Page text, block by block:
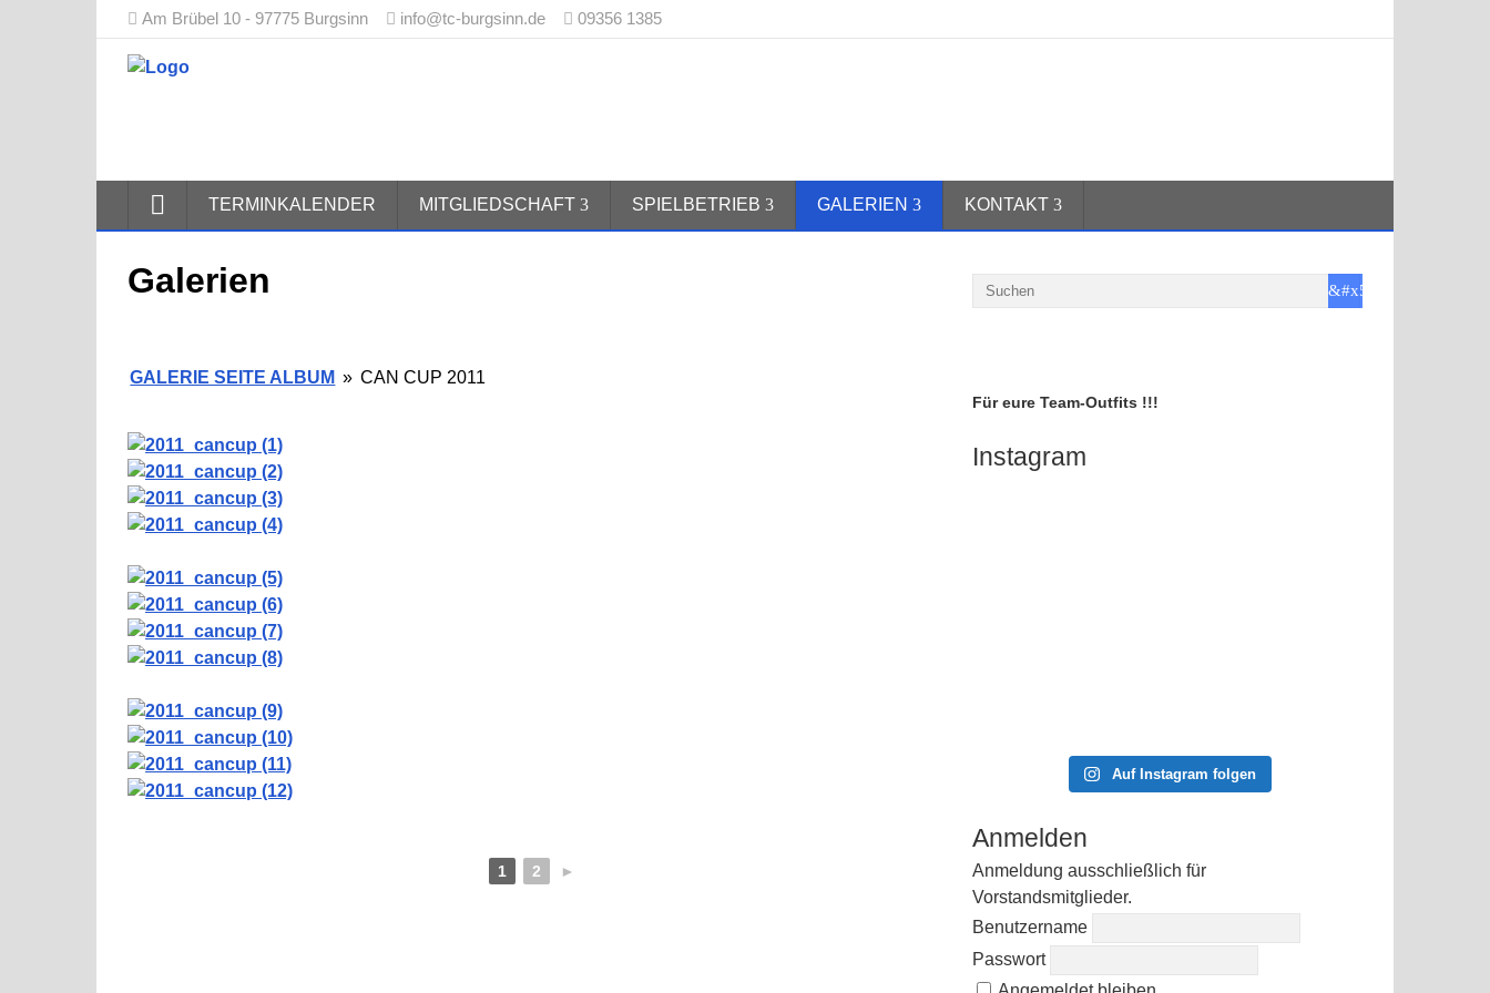
Am Brübel 10 - 97775 Burgsinn info@tc-burgsinn.de 09356 1385
TERMINKALENDER MITGLIEDSCHAFT SPIELBETRIEB GALERIEN KONTAKT
Galerien
GALERIE SEITE ALBUM » CAN CUP 2011
1 2 ►
Für eure Team-Outfits !!!
Instagram
Auf Instagram folgen
Anmelden
Anmeldung ausschließlich für
Vorstandsmitglieder.
Benutzername
Passwort